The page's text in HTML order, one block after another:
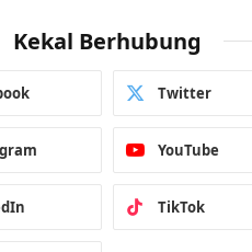
Kekal Berhubung
Twitter
YouTube
TikTok